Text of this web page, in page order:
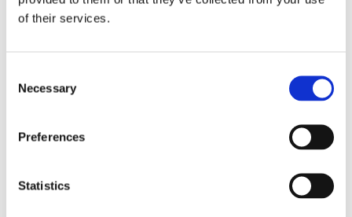
of their services.
Selection
Necessary
Preferences
Statistics
grunden för gedigen örtkunskap. Med historiska och